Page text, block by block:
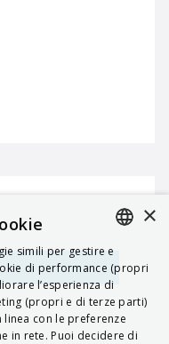
ITALIAN
ENGLISH
FRENCH
×
simili per gestire e
di performance (propri
l’esperienza di
(propri e di terze parti)
con le preferenze
in rete. Puoi decidere di